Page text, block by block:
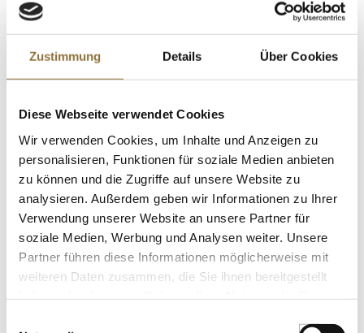
Zustimmung Details Über Cookies
Diese Webseite verwendet Cookies
Wir verwenden Cookies, um Inhalte und Anzeigen zu
personalisieren, Funktionen für soziale Medien anbieten
zu können und die Zugriffe auf unsere Website zu
analysieren. Außerdem geben wir Informationen zu Ihrer
Verwendung unserer Website an unsere Partner für
soziale Medien, Werbung und Analysen weiter. Unsere
Partner führen diese Informationen möglicherweise mit
weiteren Daten zusammen, die Sie ihnen bereitgestellt
€ 123,53/ kg
St.
LEBENSMITTELKENNZEICHNUNGEN
Malai Kofta Curry - Veg. Bällchen in
Mughlai-Sahnesoße mit Basmatireis,
TK, 400 g
Art.Nr.:49249